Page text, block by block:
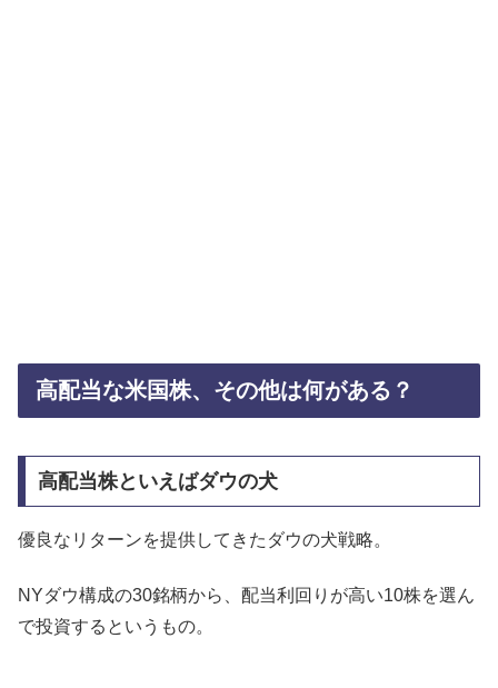
高配当な米国株、その他は何がある？
高配当株といえばダウの犬
優良なリターンを提供してきたダウの犬戦略。
NYダウ構成の30銘柄から、配当利回りが高い10株を選ん
で投資するというもの。